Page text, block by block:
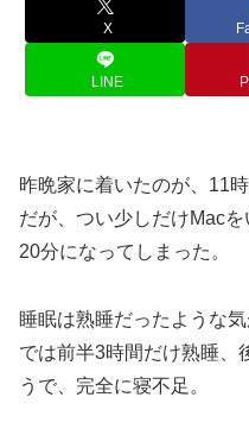
X
LINE
昨晩家に着いたのが、11
だが、つい少しだけMac
20分になってしまった。
睡眠は熟睡だったような
では前半3時間だけ熟睡、
うで、完全に寝不足。